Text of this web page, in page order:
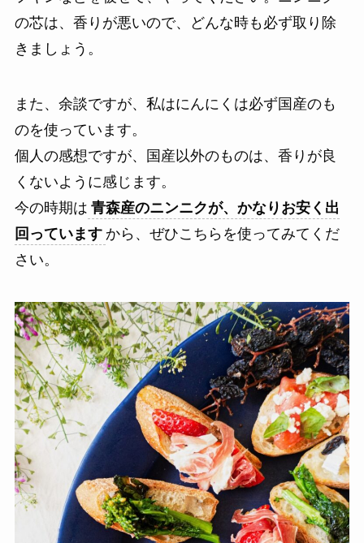
の芯は、香りが悪いので、どんな時も必ず取り除
きましょう。
また、余談ですが、私はにんにくは必ず国産のも
のを使っています。
個人の感想ですが、国産以外のものは、香りが良
くないように感じます。
今の時期は 青森産のニンニクが、かなりお安く出
回っています から、ぜひこちらを使ってみてくだ
さい。